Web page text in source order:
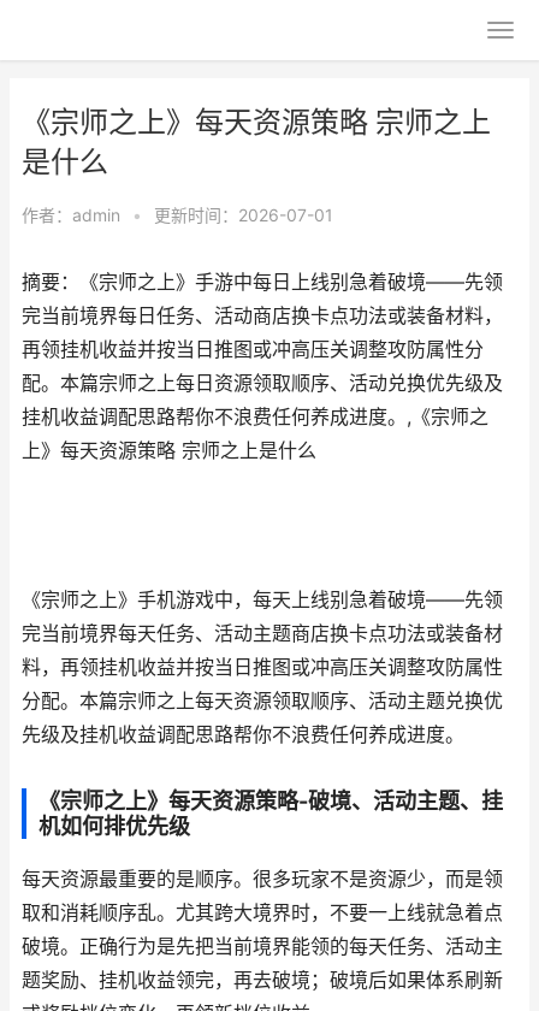
《宗师之上》每天资源策略 宗师之上
是什么
作者： admin • 更新时间：2026-07-01
摘要：《宗师之上》手游中每日上线别急着破境——先领
完当前境界每日任务、活动商店换卡点功法或装备材料，
再领挂机收益并按当日推图或冲高压关调整攻防属性分
配。本篇宗师之上每日资源领取顺序、活动兑换优先级及
挂机收益调配思路帮你不浪费任何养成进度。,《宗师之
上》每天资源策略 宗师之上是什么
《宗师之上》手机游戏中，每天上线别急着破境——先领
完当前境界每天任务、活动主题商店换卡点功法或装备材
料，再领挂机收益并按当日推图或冲高压关调整攻防属性
分配。本篇宗师之上每天资源领取顺序、活动主题兑换优
先级及挂机收益调配思路帮你不浪费任何养成进度。
《宗师之上》每天资源策略-破境、活动主题、挂
机如何排优先级
每天资源最重要的是顺序。很多玩家不是资源少，而是领
取和消耗顺序乱。尤其跨大境界时，不要一上线就急着点
破境。正确行为是先把当前境界能领的每天任务、活动主
题奖励、挂机收益领完，再去破境；破境后如果体系刷新